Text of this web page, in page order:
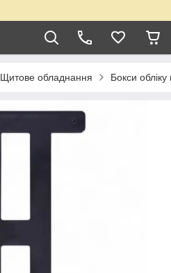
Щитове обладнання Бокси обліку